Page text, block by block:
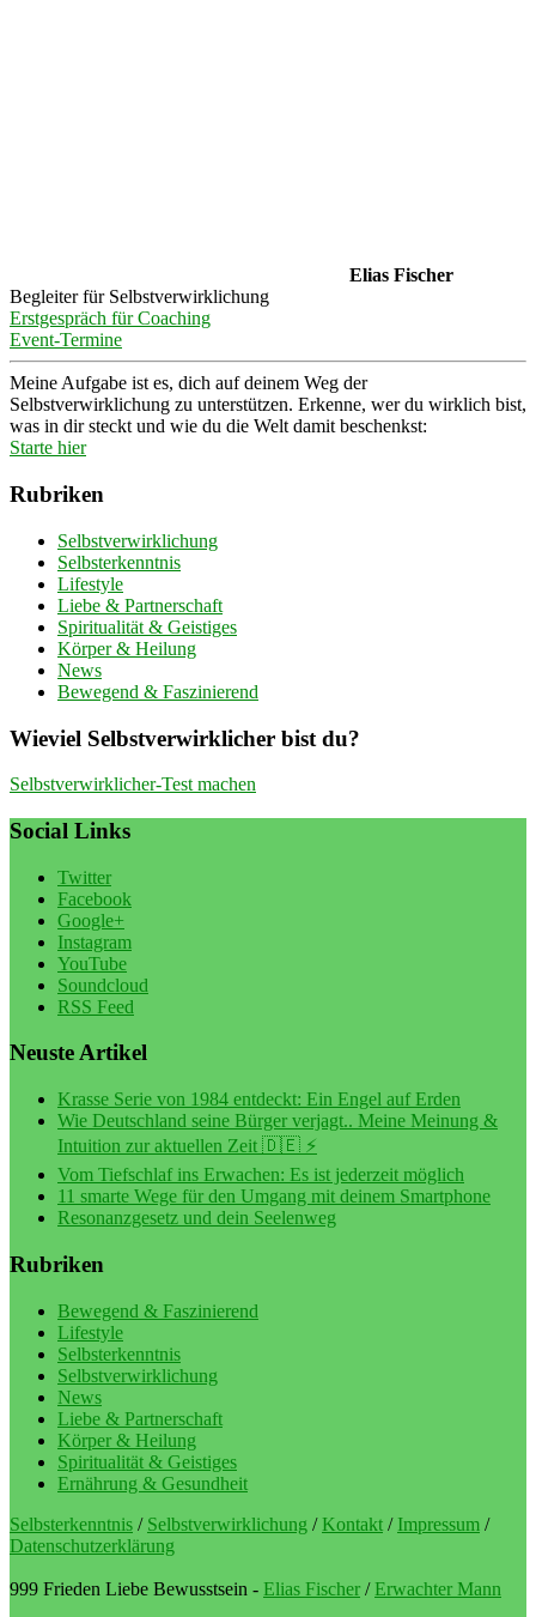
Elias Fischer
Begleiter für Selbstverwirklichung
Erstgespräch für Coaching
Event-Termine
Meine Aufgabe ist es, dich auf deinem Weg der
Selbstverwirklichung zu unterstützen. Erkenne, wer du wirklich bist,
was in dir steckt und wie du die Welt damit beschenkst:
Starte hier
Rubriken
Selbstverwirklichung
Selbsterkenntnis
Lifestyle
Liebe & Partnerschaft
Spiritualität & Geistiges
Körper & Heilung
News
Bewegend & Faszinierend
Wieviel Selbstverwirklicher bist du?
Selbstverwirklicher-Test machen
Social Links
Twitter
Facebook
Google+
Instagram
YouTube
Soundcloud
RSS Feed
Neuste Artikel
Krasse Serie von 1984 entdeckt: Ein Engel auf Erden
Wie Deutschland seine Bürger verjagt.. Meine Meinung &
Intuition zur aktuellen Zeit 🇩🇪 ⚡️
Vom Tiefschlaf ins Erwachen: Es ist jederzeit möglich
11 smarte Wege für den Umgang mit deinem Smartphone
Resonanzgesetz und dein Seelenweg
Rubriken
Bewegend & Faszinierend
Lifestyle
Selbsterkenntnis
Selbstverwirklichung
News
Liebe & Partnerschaft
Körper & Heilung
Spiritualität & Geistiges
Ernährung & Gesundheit
Selbsterkenntnis / Selbstverwirklichung /Kontakt / Impressum /
Datenschutzerklärung
999 Frieden Liebe Bewusstsein - Elias Fischer /Erwachter Mann